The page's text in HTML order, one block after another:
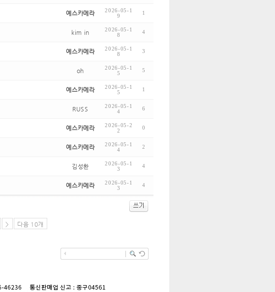
예스카메라
2026-05-1
9
1
kim in
2026-05-1
8
4
예스카메라
2026-05-1
8
3
oh
2026-05-1
5
5
예스카메라
2026-05-1
5
1
RUSS
2026-05-1
4
6
예스카메라
2026-05-2
2
0
예스카메라
2026-05-1
4
2
김성환
2026-05-1
3
4
예스카메라
2026-05-1
3
4
> 다음 10개